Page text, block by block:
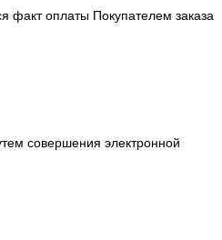
факт оплаты Покупателем заказа
совершения электронной